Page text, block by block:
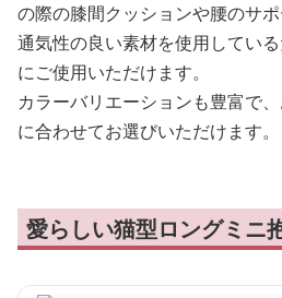
の際の膝間クッションや腰のサポ
通気性の良い素材を使用してい
にご使用いただけます。
カラーバリエーションも豊富で
に合わせてお選びいただけます。
愛らしい猫型ロングミニ